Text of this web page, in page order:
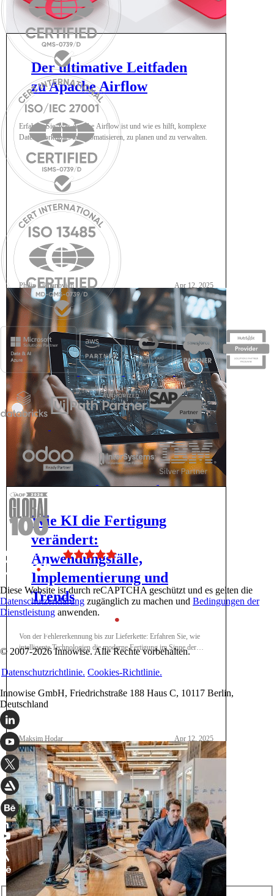
Der ultimative Leitfaden
zu Apache Airflow
Erfahren Sie, was Apache Airflow ist und wie es hilft, komplexe
Daten-Workflows zu automatisieren, zu planen und zu verwalten.
Philip Tikhanovich Apr 12, 2025
Wie KI die Fertigung
verändert:
Anwendungsfälle,
Implementierung und
Trends
Von der Fehlererkennung bis zur Lieferkette: Erfahren Sie, wie
intelligente Technologien die moderne Fertigung im Sinne der
Maksim Hodar Apr 12, 2025
Diese Website ist durch reCAPTCHA geschützt und es gelten die
Datenschutzerklärung zugänglich zu machen und Bedingungen der
Dienstleistung anwenden.
© 2007-2026 Innowise. Alle Rechte vorbehalten.
Datenschutzrichtlinie. Cookies-Richtlinie.
Innowise GmbH, Friedrichstraße 188 Haus C, 10117 Berlin,
Deutschland